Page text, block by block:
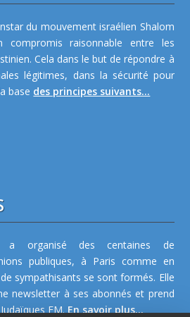
du mouvement israélien Shalom
compromis raisonnable entre les
Cela dans le but de répondre à
légitimes, dans la sécurité pour
base des principes suivants...
a organisé des centaines de
publiques, à Paris comme en
sympathisants se sont formés. Elle
newsletter à ses abonnés et prend
FM. En savoir plus...